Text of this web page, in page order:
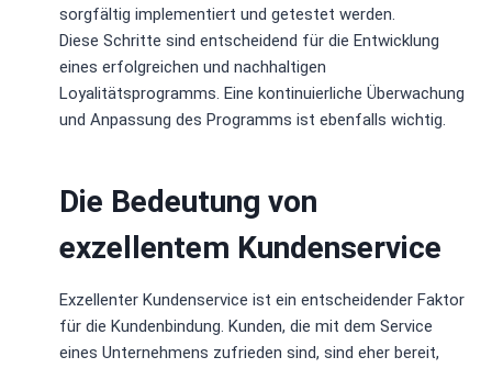
sorgfältig implementiert und getestet werden.
Diese Schritte sind entscheidend für die Entwicklung
eines erfolgreichen und nachhaltigen
Loyalitätsprogramms. Eine kontinuierliche Überwachung
und Anpassung des Programms ist ebenfalls wichtig.
Die Bedeutung von
exzellentem Kundenservice
Exzellenter Kundenservice ist ein entscheidender Faktor
für die Kundenbindung. Kunden, die mit dem Service
eines Unternehmens zufrieden sind, sind eher bereit,